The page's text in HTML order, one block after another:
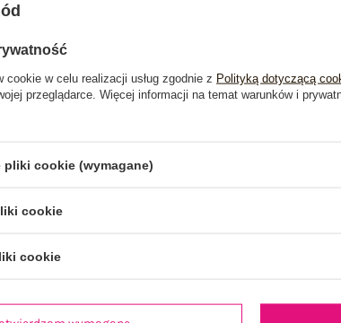
w celu realizacji usług zgodnie z Polityką dotyczącą
przeglądarce. Więcej informacji na temat warunków i
cookie (wymagane)
cookie
cookie